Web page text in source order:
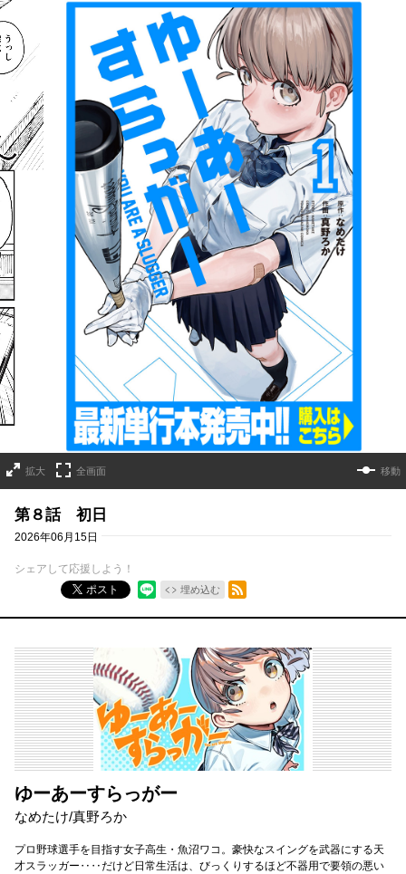
詳細ページへのリンク
拡大 全画面 移動
第８話 初日
2026年06月15日
シェアして応援しよう！
ポスト
埋め込む
RSSフィード
ゆーあーすらっがー
なめたけ/真野ろか
プロ野球選手を目指す女子高生・魚沼ワコ。豪快なスイングを武器にする天
才スラッガー‥‥だけど日常生活は、びっくりするほど不器用で要領の悪い